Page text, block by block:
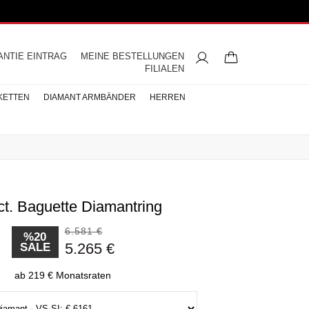
MEINE BESTELLUNGEN
EINTRAG
FILIALEN
Eheringe
Halbmemoire
Diamantringe
Perlen Ohrringe
Buchstaben Halskette
DIAMANT ARMBÄNDER HERREN
Herren Halsketten
Baguette Diamantring
%20
SALE
6.581 €
5.265 €
ab 219 € Monatsraten